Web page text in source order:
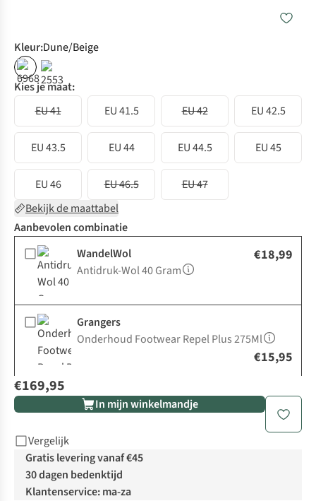
Kleur:Dune/Beige
Kies je maat:
EU 41
EU 41.5 EU 42 EU 42.5
EU 43.5 EU 44 EU 44.5 EU 45
EU 46 EU 46.5
EU 47
Bekijk de maattabel
Aanbevolen combinatie
WandelWol
Antidruk-Wol 40 Gram
€18,99
Grangers
Onderhoud Footwear Repel Plus 275Ml
€15,95
€169,95
In mijn winkelmandje
Vergelijk
Gratis levering vanaf €45
30 dagen bedenktijd
Klantenservice: ma-za